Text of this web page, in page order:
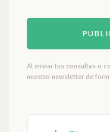
Al enviar tus consultas o
nuestro newsletter de